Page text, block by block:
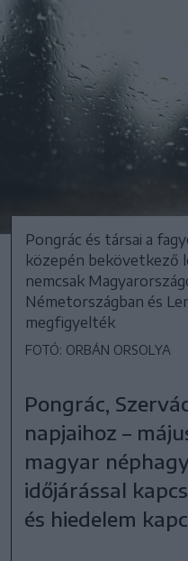
Pongrác és társai a
közepén bekövetkező
nemcsak
Németországban és
megfigyelték
FOTÓ: ORBÁN ORSOLYA
Pongrác,
napjaihoz –
magyar
időjárással
és hiedelem